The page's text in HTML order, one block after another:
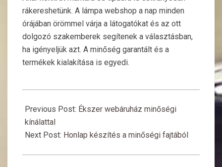
rákereshetünk. A lámpa webshop a nap minden
órájában örömmel várja a látogatókat és az ott
dolgozó szakemberek segítenek a választásban,
ha igényeljük azt. A minőség garantált és a
termékek kialakítása is egyedi.
11-
21
Previous Post: Ékszer webáruház minőségi
kínálattal
Next Post: Honlap készítés a minőségi fajtából